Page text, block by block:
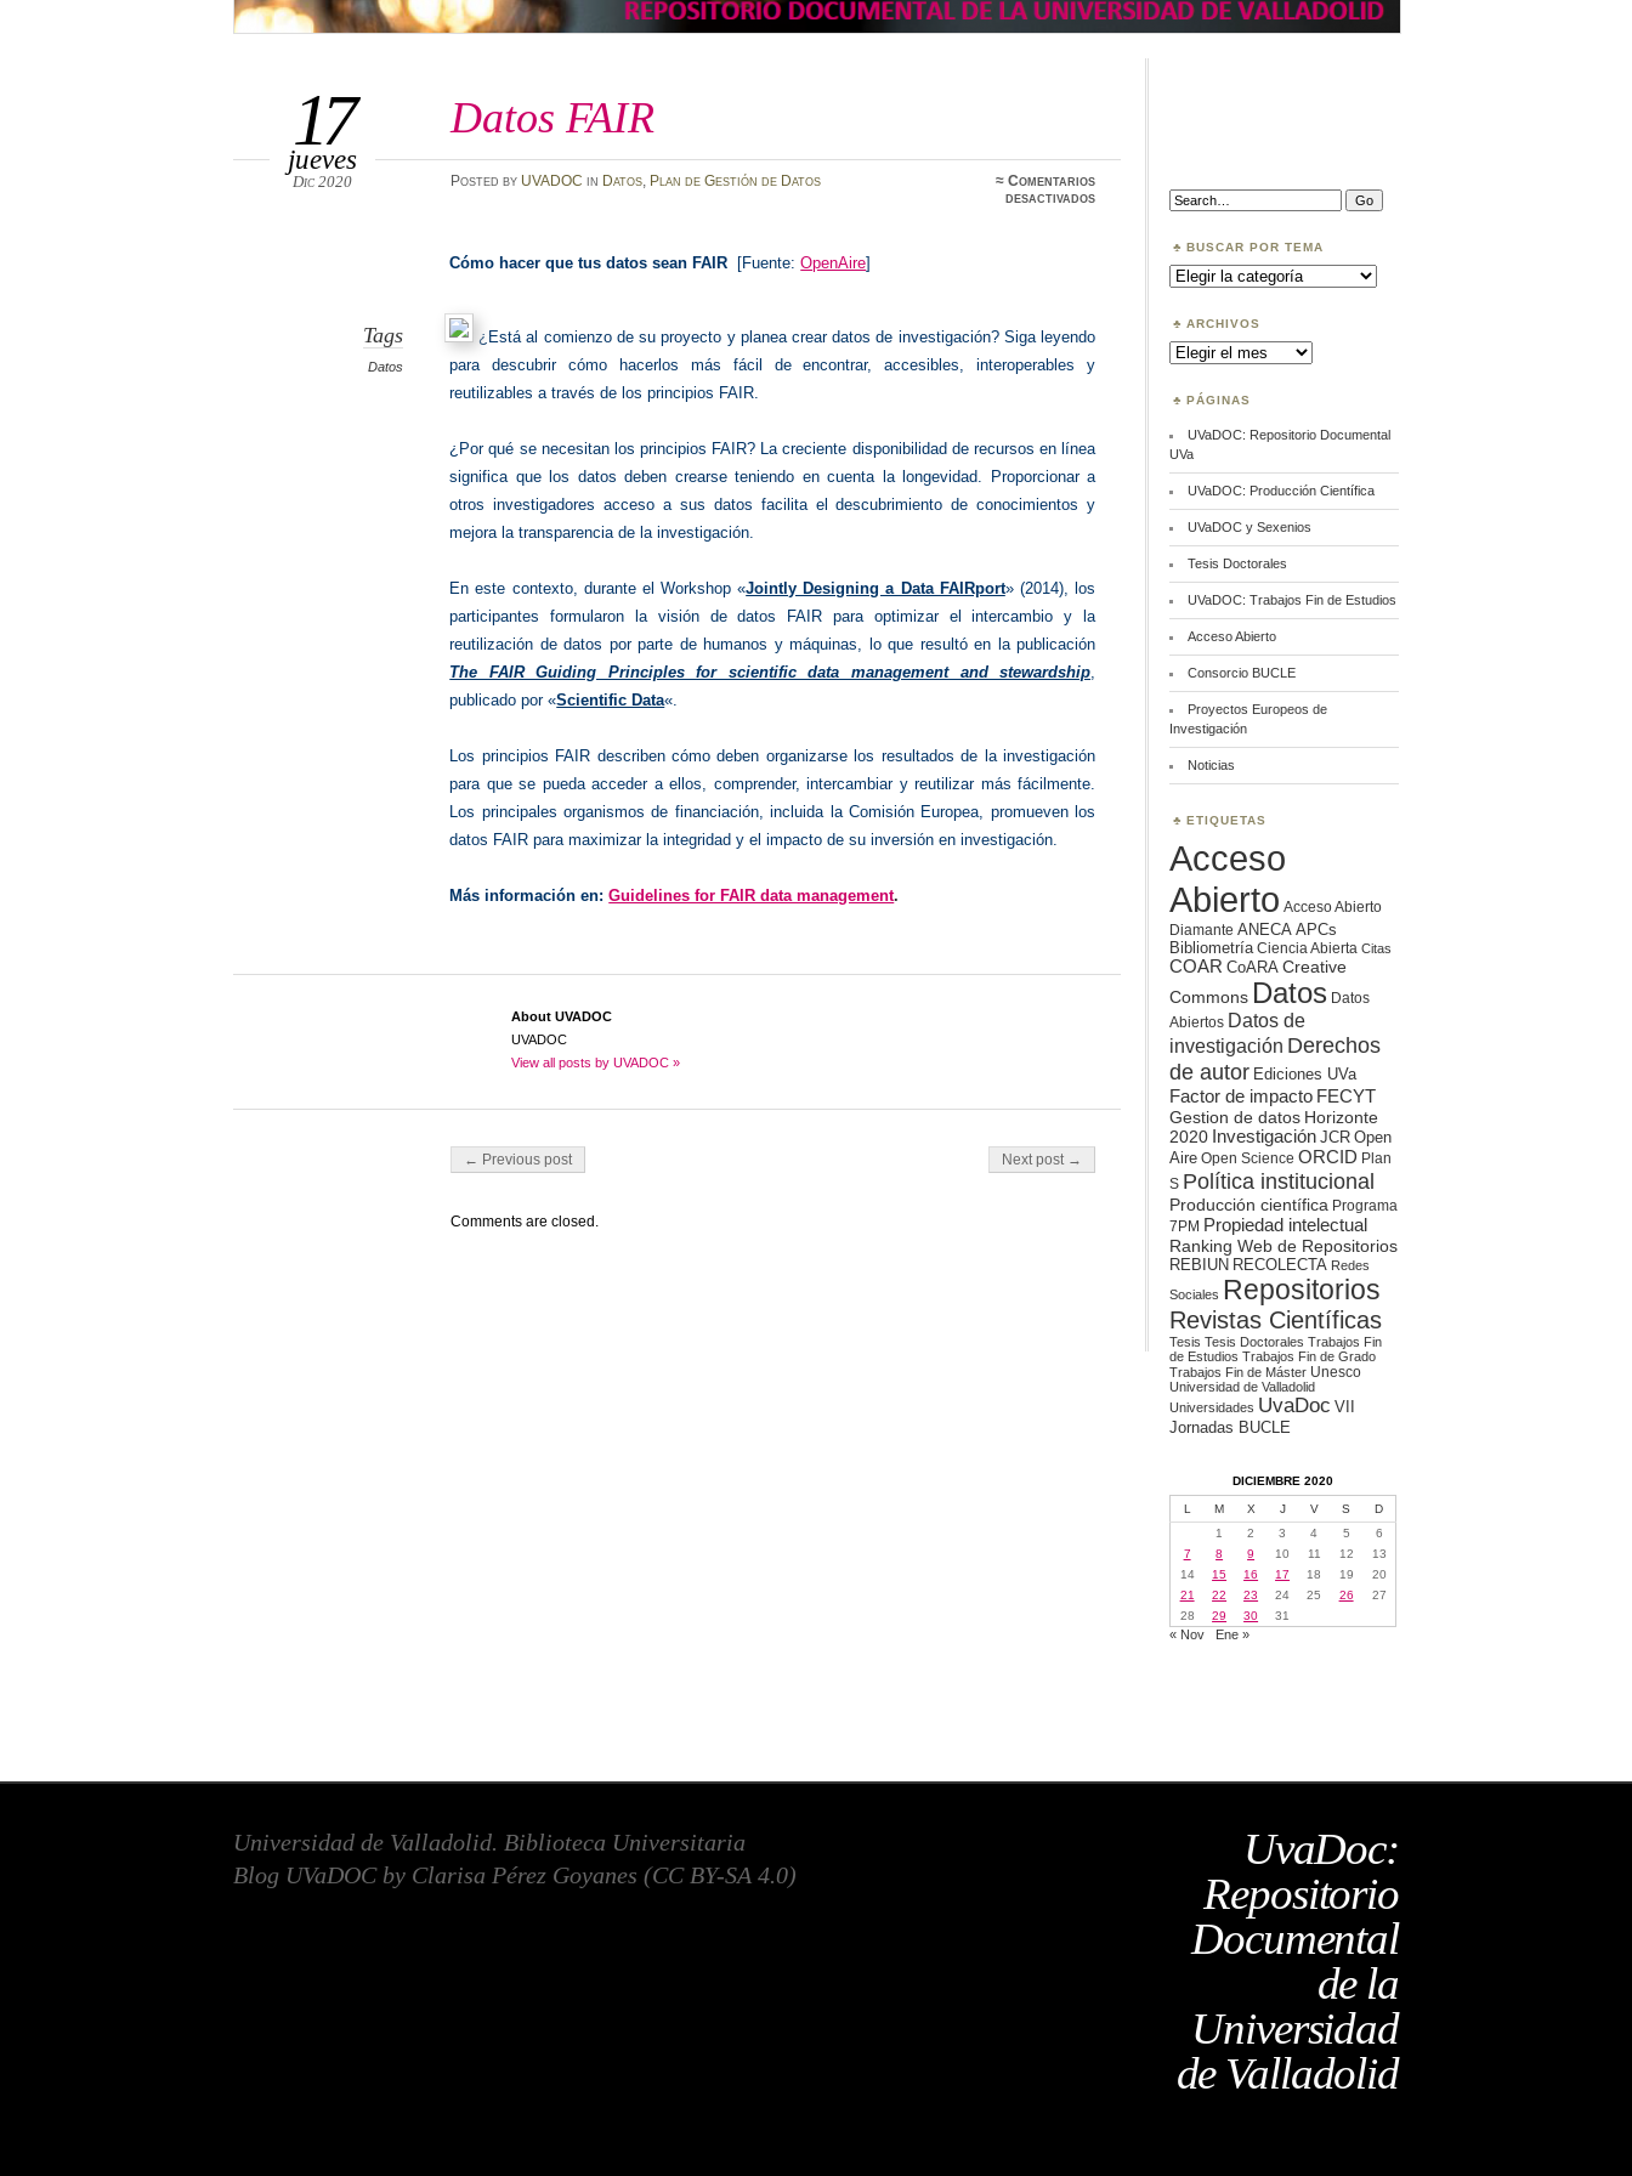
Datos FAIR
17
jueves
Dic 2020 Posted by UVADOC in Datos, Plan de Gestión de Datos ≈Comentarios
desactivadosen
Tags
Datos
Cómo hacer que tus datos sean FAIR [Fuente:OpenAire]
¿Está al comienzo de su proyecto y planea crear datos de investigación? Siga leyendo
para descubrir cómo hacerlos más fácil de encontrar, accesibles, interoperables y
reutilizables a través de los principios FAIR.
¿Por qué se necesitan los principios FAIR? La creciente disponibilidad de recursos en línea
significa que los datos deben crearse teniendo en cuenta la longevidad. Proporcionar a
otros investigadores acceso a sus datos facilita el descubrimiento de conocimientos y
mejora la transparencia de la investigación.
En este contexto, durante el Workshop «Jointly Designing a Data FAIRport» (2014), los
participantes formularon la visión de datos FAIR para optimizar el intercambio y la
reutilización de datos por parte de humanos y máquinas, lo que resultó en la publicación
The FAIR Guiding Principles for scientific data management and stewardship
publicado por «Scientific Data«.
Los principios FAIR describen cómo deben organizarse los resultados de la investigación
para que se pueda acceder a ellos, comprender, intercambiar y reutilizar más fácilmente.
Los principales organismos de financiación, incluida la Comisión Europea, promueven los
datos FAIR para maximizar la integridad y el impacto de su inversión en investigación.
Más información en: Guidelines for FAIR data management.
About UVADOC
UVADOC
View all posts by UVADOC »
Post navigation
← Previous post Next post →
Comments are closed.
Search:
BUSCAR POR TEMA
Buscar
por
ARCHIVOS
Archivos
PÁGINAS
UVaDOC: Repositorio Documental
UVa
UVaDOC: Producción Científica
UVaDOC y Sexenios
Tesis Doctorales
UVaDOC: Trabajos Fin de Estudios
Acceso Abierto
Consorcio BUCLE
Proyectos Europeos de
Investigación
Noticias
ETIQUETAS
Acceso
Abierto Acceso Abierto
Diamante ANECA APCs
Bibliometría Ciencia Abierta Citas
COAR CoARA Creative
Commons Datos Datos
Abiertos Datos de
investigación Derechos
de autor Ediciones UVa
Factor de impacto FECYT
Gestion de datos Horizonte
2020 Investigación JCR Open
Aire Open Science ORCID Plan
S Política institucional
Producción científica Programa
7PM Propiedad intelectual
Ranking Web de Repositorios
REBIUN RECOLECTA Redes
Sociales Repositorios
Revistas Científicas
Tesis Tesis Doctorales Trabajos Fin
de Estudios Trabajos Fin de Grado
Trabajos Fin de Máster Unesco
Universidad de Valladolid
Universidades UvaDoc VII
Jornadas BUCLE
DICIEMBRE 2020
L M X J V S
D
1
2 3 4 5
6
7
8 9 10 11 12
13
14
15 16 17 18 19
20
21
22 23 24 25 26
27
28
29 30 31
« Nov Ene »
UvaDoc:
Repositorio
Documental
de la
Universidad
de Valladolid
Universidad de Valladolid. Biblioteca Universitaria
Blog UVaDOC by Clarisa Pérez Goyanes (CC BY-SA 4.0)